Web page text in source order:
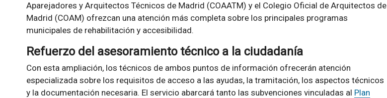
Aparejadores y Arquitectos Técnicos de Madrid (COAATM) y el Colegio Oficial de Arquitectos de
Madrid (COAM) ofrezcan una atención más completa sobre los principales programas
municipales de rehabilitación y accesibilidad.
Refuerzo del asesoramiento técnico a la ciudadanía
Con esta ampliación, los técnicos de ambos puntos de información ofrecerán atención
especializada sobre los requisitos de acceso a las ayudas, la tramitación, los aspectos técnicos
y la documentación necesaria. El servicio abarcará tanto las subvenciones vinculadas al Plan